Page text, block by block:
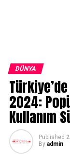
DÜNYA
2024:
Kullanım
Published
By admin